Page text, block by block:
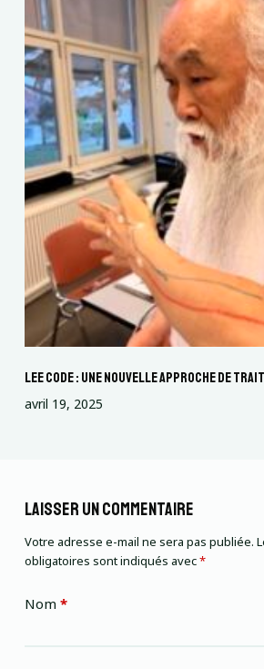
Lee code : Une nouvelle approche de
avril 19, 2025
Laisser un commentaire
Votre adresse e-mail ne sera pas publiée.
obligatoires sont indiqués avec*
Nom *